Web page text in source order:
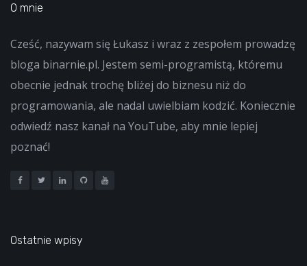
O mnie
Cześć, nazywam się Łukasz i wraz z zespołem prowadzę
bloga binarnie.pl. Jestem semi-programistą, któremu
obecnie jednak trochę bliżej do biznesu niż do
programowania, ale nadal uwielbiam kodzić. Koniecznie
odwiedź nasz kanał na YouTube, aby mnie lepiej
poznać!
Ostatnie wpisy